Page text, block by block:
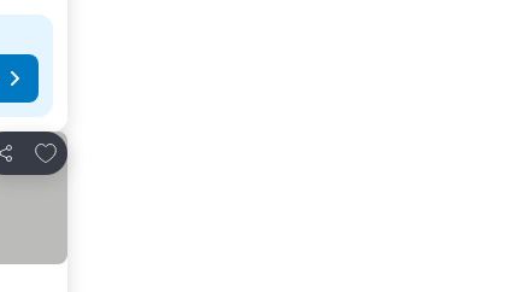
Κοινοποίηση
Προσθήκη στα αγαπημένα